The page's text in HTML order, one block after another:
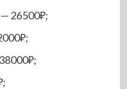
— 26500₽;